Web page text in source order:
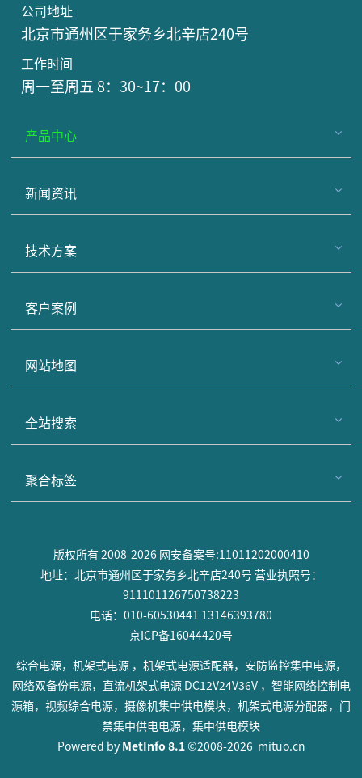
公司地址
北京市通州区于家务乡北辛店240号
工作时间
周一至周五 8：30~17：00
产品中心
新闻资讯
技术方案
客户案例
网站地图
全站搜索
聚合标签
版权所有 2008-2026 网安备案号:11011202000410
地址：北京市通州区于家务乡北辛店240号 营业执照号：
911101126750738223
电话：010-60530441 13146393780
京ICP备16044420号
综合电源，机架式电源 ，机架式电源适配器，安防监控集中电源，
网络双备份电源，直流机架式电源 DC12V24V36V ，智能网络控制电
源箱，视频综合电源，摄像机集中供电模块，机架式电源分配器，门
禁集中供电电源，集中供电模块
Powered by MetInfo 8.1©2008-2026 mituo.cn